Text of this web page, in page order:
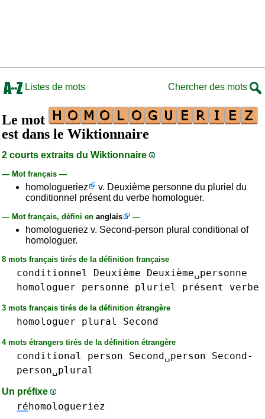
Listes de mots Chercher des mots
Le mot
est dans le Wiktionnaire
2 courts extraits du Wiktionnaire
— Mot français —
homologueriez
v. Deuxième personne du pluriel du
conditionnel présent du verbe homologuer.
— Mot français, défini en anglais —
homologueriez v. Second-person plural conditional of
homologuer.
8 mots français tirés de la définition française
conditionnel Deuxième
Deuxième␣personne
homologuer
personne pluriel présent verbe
3 mots français tirés de la définition étrangère
homologuer plural Second
4 mots étrangers tirés de la définition étrangère
conditional person Second␣person
Second-
person␣plural
Un préfixe
réhomologueriez